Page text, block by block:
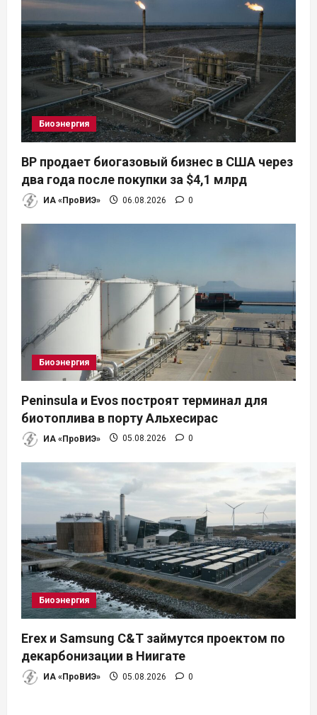
п
о
з
а
п
и
с
м
Биоэнергия
BP продает биогазовый бизнес в США через
два года после покупки за $4,1 млрд
ИА «ПроВИЭ» 06.08.2026 0
Биоэнергия
Peninsula и Evos построят терминал для
биотоплива в порту Альхесирас
ИА «ПроВИЭ» 05.08.2026 0
Биоэнергия
Erex и Samsung C&T займутся проектом по
декарбонизации в Ниигате
ИА «ПроВИЭ» 05.08.2026 0